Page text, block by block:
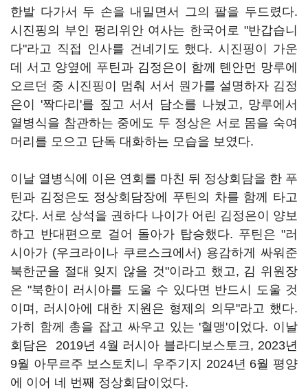
한발 다가서 두 손을 내밀면서 그의 팔을 두드렸다.
시진핑의 부인 펑리위안 여사는 한국어로 "반갑습니
다"라고 직접 인사를 건네기도 했다. 시진핑이 가운
데 서고 양옆에 푸틴과 김정은이 함께 톈안먼 망루에
오르던 중 시진핑이 멈춰 서서 뭔가를 설명하자 김정
은이 '짝다리'를 짚고 서서 담소를 나눴고, 망루에서
열병식을 참관하는 중에도 두 정상은 서로 몸을 숙여
머리를 모으고 단독 대화하는 모습을 보였다.
이날 열병식에 이은 연회를 마친 뒤 정상회담을 한 푸
틴과 김정은도 정상회담장에 푸틴의 차를 함께 타고
갔다. 서로 상석을 권하다 나이가 어린 김정은이 양보
하고 반대편으로 걸어 돌아가 탑승했다. 푸틴은 "러
시아가 (우크라이나 쿠르스크에서) 용감하게 싸워준
북한군을 절대 잊지 않을 것"이라고 했고, 김 위원장
은 "북한이 러시아를 도울 수 있다면 반드시 도울 것
이며, 러시아에 대한 지원은 형제의 의무"라고 했다.
가히 함께 총을 잡고 싸우고 있는 '혈맹'이었다. 이날
회담은 2019년 4월 러시아 블라디보스토크, 2023년
9월 아무르주 보스토치니 우주기지 2024년 6월 평양
에 이어 네 번째 정상회담이었다.